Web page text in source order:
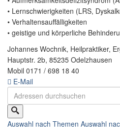
• Lernschwierigkeiten (LRS,
• Verhaltensauffälligkeiten
• geistige und körperliche
Johannes Wochnik, Heilpraktiker,
Hauptstr. 2b, 85235 Odelzhausen
Mobil 0171 / 698 18 40
E-Mail
Auswahl nach Themen Auswahl